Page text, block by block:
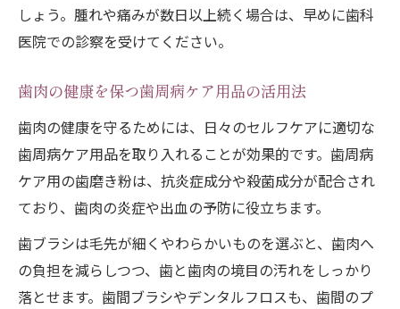
しょう。腫れや痛みが数日以上続く場合は、早めに歯科
医院での診察を受けてください。
歯肉の健康を保つ歯周病ケア用品の活用法
歯肉の健康を守るためには、日々のセルフケアに適切な
歯周病ケア用品を取り入れることが効果的です。歯周病
ケア用の歯磨き粉は、抗炎症成分や殺菌成分が配合され
ており、歯肉の炎症や出血の予防に役立ちます。
歯ブラシは毛先が細くやわらかいものを選ぶと、歯肉へ
の負担を減らしつつ、歯と歯肉の境目の汚れをしっかり
落とせます。歯間ブラシやデンタルフロスも、歯間のプ